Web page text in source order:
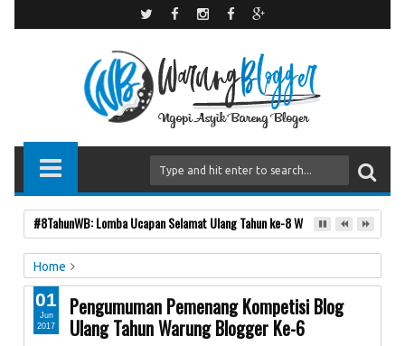
#8TahunWB: Lomba Ucapan Selamat Ulang Tahun ke-8 Warung Blogger
Home
Anniversary
Kompetisi Blog 6 Tahun Warung Blogger
Kontes WB
Pengumuman Pemenang Kompetisi Blog
Ulang Tahun Warung Blogger Ke-6
01
Jun
2017